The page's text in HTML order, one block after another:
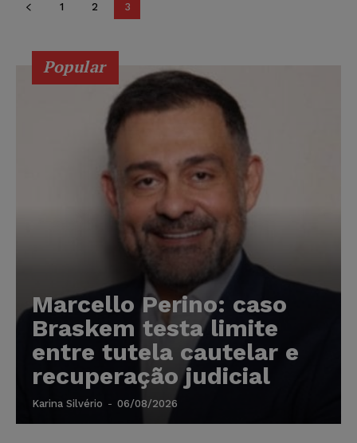
1 2 3
Popular
Marcello Perino: caso
Braskem testa limite
entre tutela cautelar e
recuperação judicial
Karina Silvério - 06/08/2026